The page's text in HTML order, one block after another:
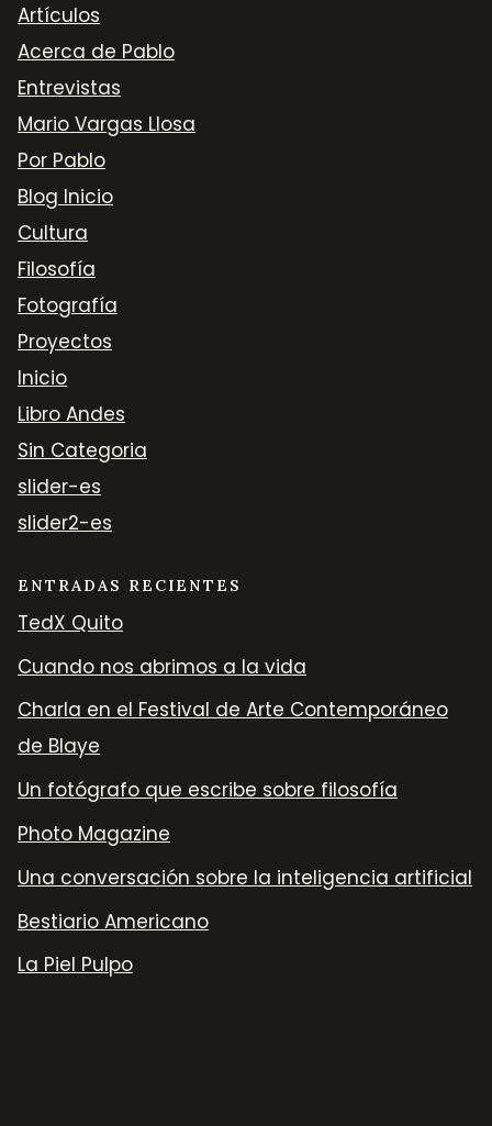
Artículos
Acerca de Pablo
Entrevistas
Mario Vargas Llosa
Por Pablo
Blog Inicio
Cultura
Filosofía
Fotografía
Proyectos
Inicio
Libro Andes
Sin Categoria
slider-es
slider2-es
ENTRADAS RECIENTES
TedX Quito
Cuando nos abrimos a la vida
Charla en el Festival de Arte Contemporáneo
de Blaye
Un fotógrafo que escribe sobre filosofía
Photo Magazine
Una conversación sobre la inteligencia artificial
Bestiario Americano
La Piel Pulpo